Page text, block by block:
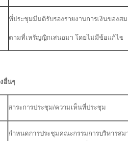
ที่ประชุมมีมติรับรองรายงานการเงินของ
ตามที่เหรัญญิกเสนอมา โดยไม่มีข้อแก้ไข
อื่นๆ
สาระการประชุม/ความเห็นที่ประชุม
กำหนดการประชุมคณะกรรมการบริหารส